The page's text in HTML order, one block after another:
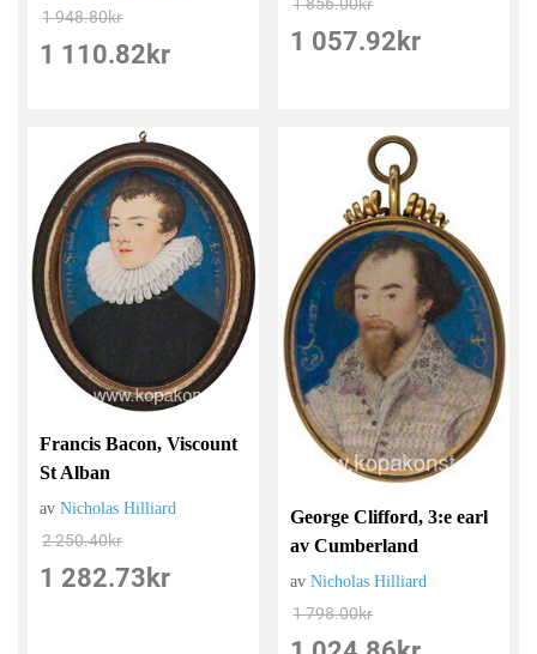
1 948.80kr
1 110.82 kr 1 057.92 kr
Francis Bacon, Viscount
St Alban
avNicholas Hilliard
2 250.40kr
1 282.73 kr
George Clifford, 3:e earl
av Cumberland
avNicholas Hilliard
1 798.00kr